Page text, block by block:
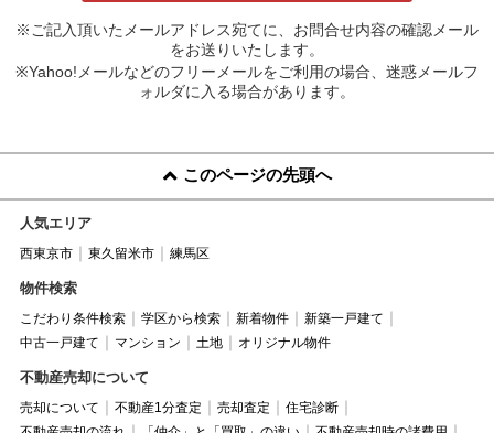
※ご記入頂いたメールアドレス宛てに、お問合せ内容の確認メール
をお送りいたします。
※Yahoo!メールなどのフリーメールをご利用の場合、迷惑メールフ
ォルダに入る場合があります。
このページの先頭へ
人気エリア
西東京市 東久留米市 練馬区
物件検索
こだわり条件検索 学区から検索 新着物件
新築一戸建て
中古一戸建て
マンション 土地 オリジナル物件
不動産売却について
売却について 不動産1分査定 売却査定
住宅診断